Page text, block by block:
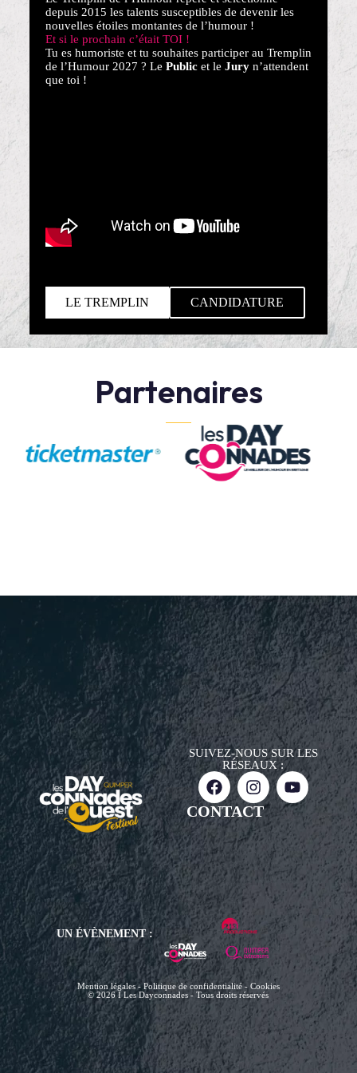
depuis 2015 les talents susceptibles de devenir les
nouvelles étoiles montantes de l’humour !
Et si le prochain c’était TOI !
Tu es humoriste et tu souhaites participer au Tremplin
de l’Humour 2027 ? Le Publicet le Juryn’attendent
que toi !
LE TREMPLIN CANDIDATURE
Partenaires
SUIVEZ-NOUS SUR LES
RÉSEAUX :
CONTACT
UN ÉVÈNEMENT :
Mention légales - Politique de confidentialité - Cookies
© 2026 I Les Dayconnades - Tous droits réservés